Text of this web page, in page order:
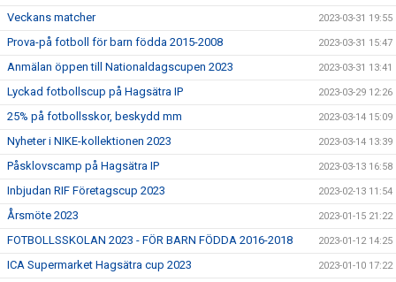
Veckans matcher 2023-03-31 19:55
Prova-på fotboll för barn födda 2015-2008 2023-03-31 15:47
Anmälan öppen till Nationaldagscupen 2023 2023-03-31 13:41
Lyckad fotbollscup på Hagsätra IP 2023-03-29 12:26
25% på fotbollsskor, beskydd mm 2023-03-14 15:09
Nyheter i NIKE-kollektionen 2023 2023-03-14 13:39
Påsklovscamp på Hagsätra IP 2023-03-13 16:58
Inbjudan RIF Företagscup 2023 2023-02-13 11:54
Årsmöte 2023 2023-01-15 21:22
FOTBOLLSSKOLAN 2023 - FÖR BARN FÖDDA 2016-2018 2023-01-12 14:25
ICA Supermarket Hagsätra cup 2023 2023-01-10 17:22